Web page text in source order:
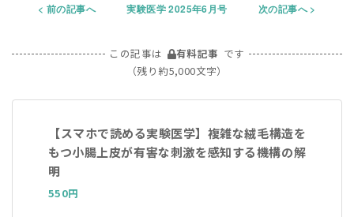
前の記事へ 実験医学 2025年6月号 次の記事へ
この記事は 有料記事 です
（残り約5,000文字）
【スマホで読める実験医学】複雑な絨毛構造を
もつ小腸上皮が有害な刺激を感知する機構の解
明
550円